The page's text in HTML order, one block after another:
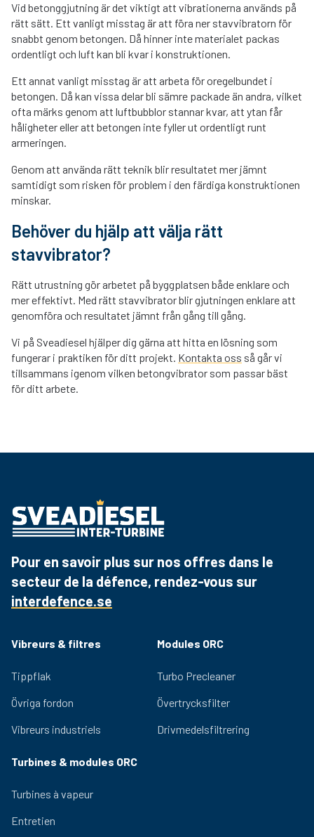
Vid betonggjutning är det viktigt att vibrationerna används på
rätt sätt. Ett vanligt misstag är att föra ner stavvibratorn för
snabbt genom betongen. Då hinner inte materialet packas
ordentligt och luft kan bli kvar i konstruktionen.
Ett annat vanligt misstag är att arbeta för oregelbundet i
betongen. Då kan vissa delar bli sämre packade än andra, vilket
ofta märks genom att luftbubblor stannar kvar, att ytan får
håligheter eller att betongen inte fyller ut ordentligt runt
armeringen.
Genom att använda rätt teknik blir resultatet mer jämnt
samtidigt som risken för problem i den färdiga konstruktionen
minskar.
Behöver du hjälp att välja rätt
stavvibrator?
Rätt utrustning gör arbetet på byggplatsen både enklare och
mer effektivt. Med rätt stavvibrator blir gjutningen enklare att
genomföra och resultatet jämnt från gång till gång.
Vi på Sveadiesel hjälper dig gärna att hitta en lösning som
fungerar i praktiken för ditt projekt. Kontakta oss så går vi
tillsammans igenom vilken betongvibrator som passar bäst
för ditt arbete.
Pour en savoir plus sur nos offres dans le
secteur de la défence, rendez-vous sur
interdefence.se
Vibreurs & filtres
Tippflak
Övriga fordon
Vibreurs industriels
Modules ORC
Turbo Precleaner
Övertrycksfilter
Drivmedelsfiltrering
Turbines & modules ORC
Turbines à vapeur
Entretien